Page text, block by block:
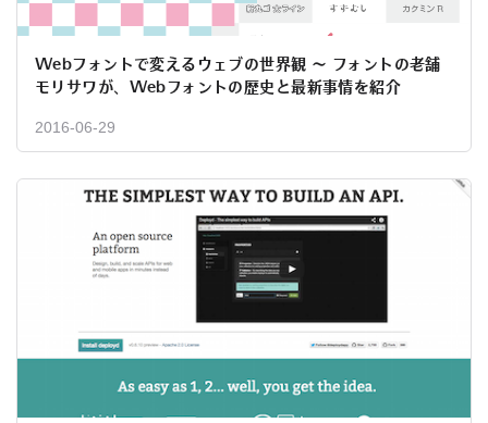
Webフォントで変えるウェブの世界観 ～ フォントの老舗
モリサワが、Webフォントの歴史と最新事情を紹介
2016-06-29